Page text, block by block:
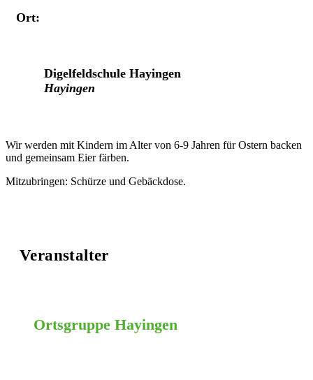
Ort:
Digelfeldschule Hayingen
Hayingen
Wir werden mit Kindern im Alter von 6-9 Jahren für Ostern backen
und gemeinsam Eier färben.
Mitzubringen: Schürze und Gebäckdose.
Veranstalter
Ortsgruppe Hayingen